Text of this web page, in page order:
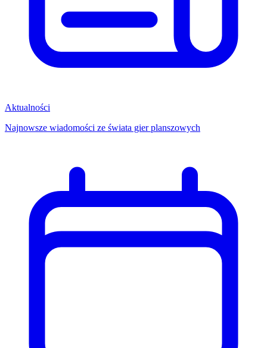
Aktualności
Najnowsze wiadomości ze świata gier planszowych